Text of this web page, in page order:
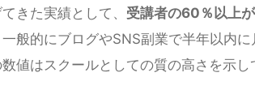
きた実績として、 受講者の60％以上
般的にブログやSNS副業で半年以内
値はスクールとしての質の高さを示し